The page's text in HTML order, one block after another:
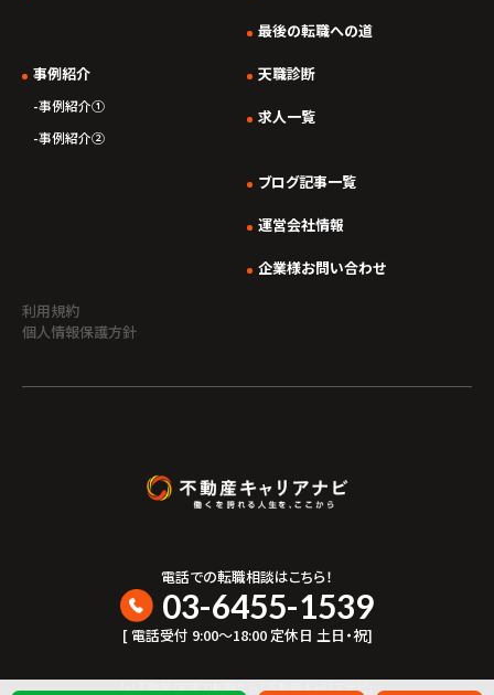
事例紹介
事例紹介①
事例紹介②
最後の転職への道
天職診断
求人一覧
ブログ記事一覧
運営会社情報
企業様お問い合わせ
利用規約
個人情報保護方針
電話での転職相談はこちら！
03-6455-1539
[ 電話受付 9:00〜18:00 定休日 土日・祝]
(c)不動産/宅建で転職なら「不動産キャリアナビ」